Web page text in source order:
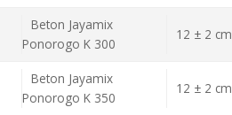
Beton Jayamix
Ponorogo K 300
12 ± 2 cm
Beton Jayamix
Ponorogo K 350
12 ± 2 cm